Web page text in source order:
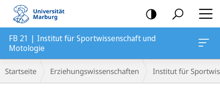
Mobile-
Navigation
FB 21 | Institut für Sportwissenschaft und
Motologie
Breadcrumb-
Navigation
Startseite Erziehungswissenschaften Institut für